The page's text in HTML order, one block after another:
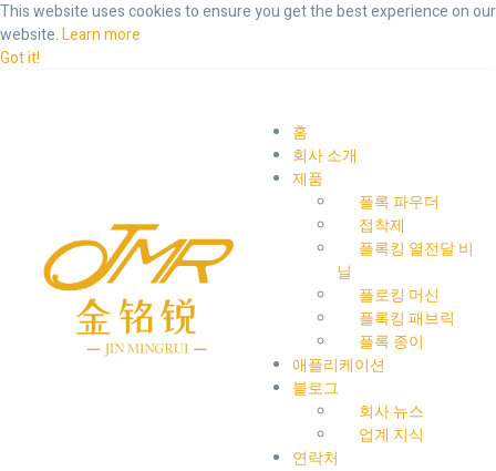
This website uses cookies to ensure you get the best experience on our
website.Learn more
Got it!
홈
회사 소개
제품
플록 파우더
접착제
플록킹 열전달 비
닐
플로킹 머신
플록킹 패브릭
플록 종이
애플리케이션
블로그
회사 뉴스
업계 지식
연락처